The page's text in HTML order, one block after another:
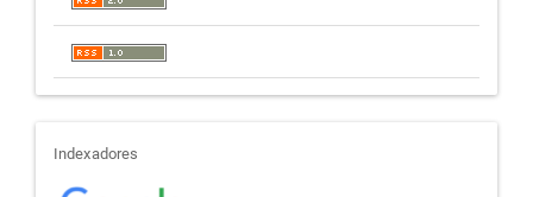
indexadores
Indexadores